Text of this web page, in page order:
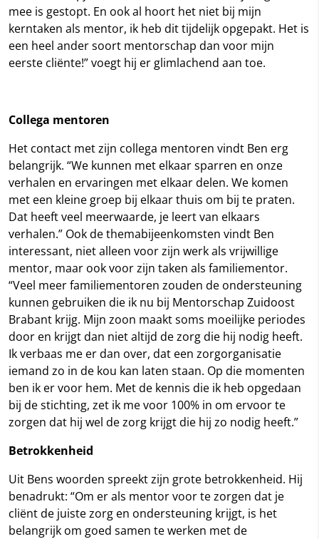
mee is gestopt. En ook al hoort het niet bij mijn
kerntaken als mentor, ik heb dit tijdelijk opgepakt. Het is
een heel ander soort mentorschap dan voor mijn
eerste cliënte!” voegt hij er glimlachend aan toe.
Collega mentoren
Het contact met zijn collega mentoren vindt Ben erg
belangrijk. “We kunnen met elkaar sparren en onze
verhalen en ervaringen met elkaar delen. We komen
met een kleine groep bij elkaar thuis om bij te praten.
Dat heeft veel meerwaarde, je leert van elkaars
verhalen.” Ook de themabijeenkomsten vindt Ben
interessant, niet alleen voor zijn werk als vrijwillige
mentor, maar ook voor zijn taken als familiementor.
“Veel meer familiementoren zouden de ondersteuning
kunnen gebruiken die ik nu bij Mentorschap Zuidoost
Brabant krijg. Mijn zoon maakt soms moeilijke periodes
door en krijgt dan niet altijd de zorg die hij nodig heeft.
Ik verbaas me er dan over, dat een zorgorganisatie
iemand zo in de kou kan laten staan. Op die momenten
ben ik er voor hem. Met de kennis die ik heb opgedaan
bij de stichting, zet ik me voor 100% in om ervoor te
zorgen dat hij wel de zorg krijgt die hij zo nodig heeft.”
Betrokkenheid
Uit Bens woorden spreekt zijn grote betrokkenheid. Hij
benadrukt: “Om er als mentor voor te zorgen dat je
cliënt de juiste zorg en ondersteuning krijgt, is het
belangrijk om goed samen te werken met de